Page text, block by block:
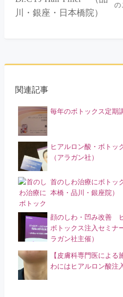
川・銀座・日本橋院）
の
関連記事
毎年のボトックス定期
ヒアルロン酸・ボトッ
（アラガン社）
首のしわ治療にボト
本橋・品川・銀座院）
顔のしわ・凹み改善
ボトックス注入セミナ
ラガン社主催）
【皮膚科専門医による
わにはヒアルロン酸注